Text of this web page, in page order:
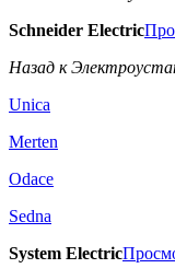
Schneider Electric
Назад к
Unica
Merten
Odace
Sedna
System Electric